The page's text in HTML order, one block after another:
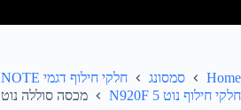
Home סמסונג
חלקי חילוף דגמי NOTE
חלקי חילוף נוט 5 N920F
מכסה סוללה נוט 5 זהב